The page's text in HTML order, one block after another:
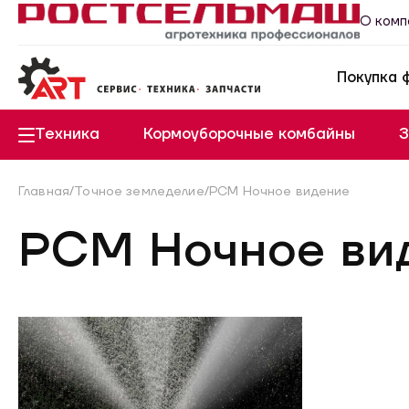
О
Покупка
Техника Кормоуборочные комбайны
Главная/Точное земледелие/РСМ Ночное видение
РСМ Ночное